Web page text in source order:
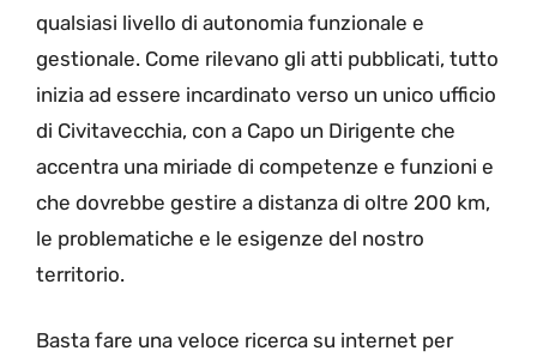
qualsiasi livello di autonomia funzionale e
gestionale. Come rilevano gli atti pubblicati, tutto
inizia ad essere incardinato verso un unico ufficio
di Civitavecchia, con a Capo un Dirigente che
accentra una miriade di competenze e funzioni e
che dovrebbe gestire a distanza di oltre 200 km,
le problematiche e le esigenze del nostro
territorio.
Basta fare una veloce ricerca su internet per